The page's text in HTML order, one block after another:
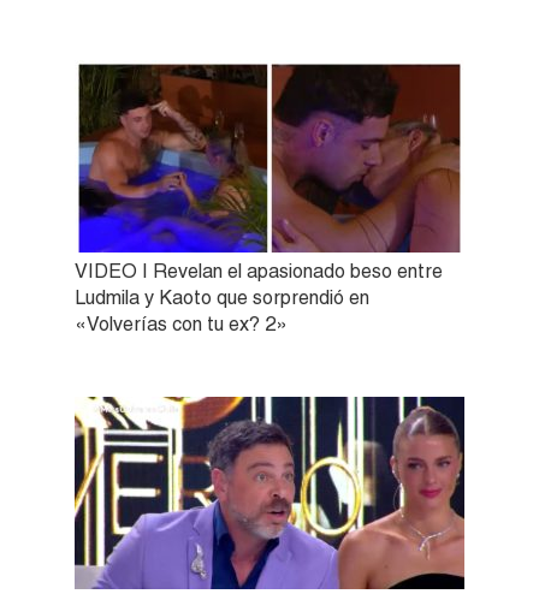
VIDEO | Revelan el apasionado beso entre
Ludmila y Kaoto que sorprendió en
«Volverías con tu ex? 2»